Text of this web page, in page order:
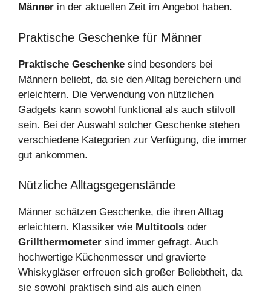
Männer in der aktuellen Zeit im Angebot haben.
Praktische Geschenke für Männer
Praktische Geschenke sind besonders bei
Männern beliebt, da sie den Alltag bereichern und
erleichtern. Die Verwendung von nützlichen
Gadgets kann sowohl funktional als auch stilvoll
sein. Bei der Auswahl solcher Geschenke stehen
verschiedene Kategorien zur Verfügung, die immer
gut ankommen.
Nützliche Alltagsgegenstände
Männer schätzen Geschenke, die ihren Alltag
erleichtern. Klassiker wie Multitools oder
Grillthermometer sind immer gefragt. Auch
hochwertige Küchenmesser und gravierte
Whiskygläser erfreuen sich großer Beliebtheit, da
sie sowohl praktisch sind als auch einen